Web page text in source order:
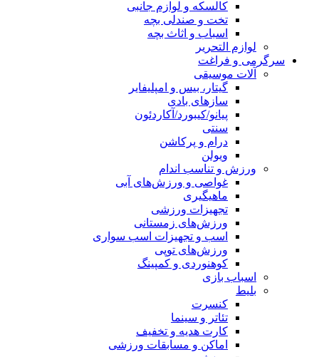
کالسکه و لوازم جانبی
تخت و صندلی بچه
اسباب و اثاث بچه
لوازم التحریر
سرگرمی و فراغت
آلات موسیقی
گیتار، بیس و امپلیفایر
سازهای بادی
پیانو/کیبورد/آکاردئون
سنتی
درام و پرکاشن
ویولن
ورزش و تناسب اندام
غواصی و ورزش‌های آبی
ماهیگیری
تجهیزات ورزشی
ورزش‌های زمستانی
اسب و تجهیزات اسب سواری
ورزش‌های توپی
کوهنوردی و کمپینگ
اسباب‌ بازی
بلیط
کنسرت
تئاتر و سینما
کارت هدیه و تخفیف
اماکن و مسابقات ورزشی